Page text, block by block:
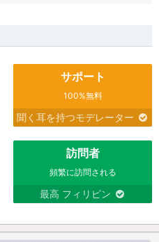
サポート
100%無料
聞く耳を持つモデレーター
訪問者
頻繁に訪問される
最高 フィリピン